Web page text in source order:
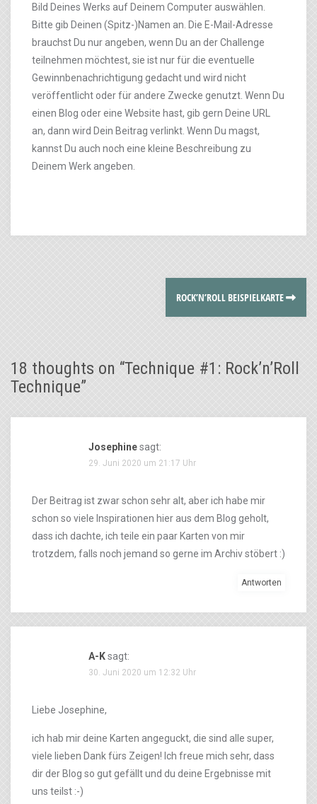
Bild Deines Werks auf Deinem Computer auswählen.
Bitte gib Deinen (Spitz-)Namen an. Die E-Mail-Adresse
brauchst Du nur angeben, wenn Du an der Challenge
teilnehmen möchtest, sie ist nur für die eventuelle
Gewinnbenachrichtigung gedacht und wird nicht
veröffentlicht oder für andere Zwecke genutzt. Wenn Du
einen Blog oder eine Website hast, gib gern Deine URL
an, dann wird Dein Beitrag verlinkt. Wenn Du magst,
kannst Du auch noch eine kleine Beschreibung zu
Deinem Werk angeben.
ROCK’N’ROLL BEISPIELKARTE
18 thoughts on “Technique #1: Rock’n’Roll
Technique”
Josephinesagt:
29. Juni 2020 um 21:17 Uhr
Der Beitrag ist zwar schon sehr alt, aber ich habe mir
schon so viele Inspirationen hier aus dem Blog geholt,
dass ich dachte, ich teile ein paar Karten von mir
trotzdem, falls noch jemand so gerne im Archiv stöbert :)
Antworten
A-Ksagt:
30. Juni 2020 um 12:32 Uhr
Liebe Josephine,
ich hab mir deine Karten angeguckt, die sind alle super,
viele lieben Dank fürs Zeigen! Ich freue mich sehr, dass
dir der Blog so gut gefällt und du deine Ergebnisse mit
uns teilst :-)